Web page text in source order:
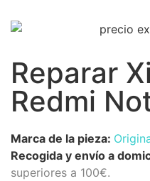
Reparar
Redmi
Marca de la pieza:
Recogida y envío a
superiores a 100€.